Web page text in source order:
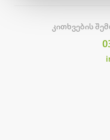
კითხვების